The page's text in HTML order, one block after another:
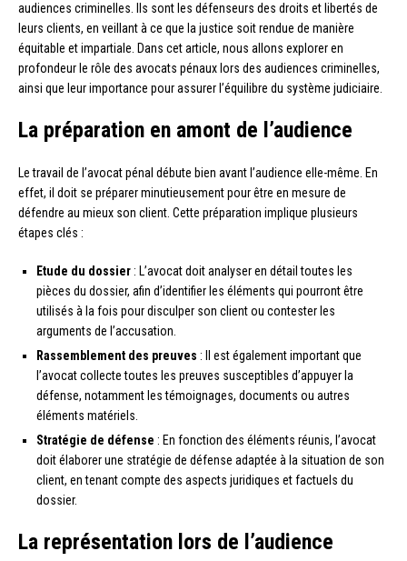
audiences criminelles. Ils sont les défenseurs des droits et libertés de
leurs clients, en veillant à ce que la justice soit rendue de manière
équitable et impartiale. Dans cet article, nous allons explorer en
profondeur le rôle des avocats pénaux lors des audiences criminelles,
ainsi que leur importance pour assurer l’équilibre du système judiciaire.
La préparation en amont de l’audience
Le travail de l’avocat pénal débute bien avant l’audience elle-même. En
effet, il doit se préparer minutieusement pour être en mesure de
défendre au mieux son client. Cette préparation implique plusieurs
étapes clés :
Etude du dossier : L’avocat doit analyser en détail toutes les
pièces du dossier, afin d’identifier les éléments qui pourront être
utilisés à la fois pour disculper son client ou contester les
arguments de l’accusation.
Rassemblement des preuves : Il est également important que
l’avocat collecte toutes les preuves susceptibles d’appuyer la
défense, notamment les témoignages, documents ou autres
éléments matériels.
Stratégie de défense : En fonction des éléments réunis, l’avocat
doit élaborer une stratégie de défense adaptée à la situation de son
client, en tenant compte des aspects juridiques et factuels du
dossier.
La représentation lors de l’audience